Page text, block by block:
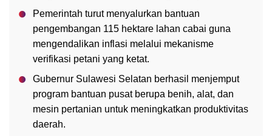
Pemerintah turut menyalurkan bantuan
pengembangan 115 hektare lahan cabai guna
mengendalikan inflasi melalui mekanisme
verifikasi petani yang ketat.
Gubernur Sulawesi Selatan berhasil menjemput
program bantuan pusat berupa benih, alat, dan
mesin pertanian untuk meningkatkan produktivitas
daerah.